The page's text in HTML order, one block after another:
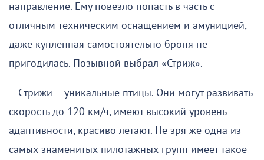
направление. Ему повезло попасть в часть с
отличным техническим оснащением и амуницией,
даже купленная самостоятельно броня не
пригодилась. Позывной выбрал «Стриж».
– Стрижи – уникальные птицы. Они могут развивать
скорость до 120 км/ч, имеют высокий уровень
адаптивности, красиво летают. Не зря же одна из
самых знаменитых пилотажных групп имеет такое